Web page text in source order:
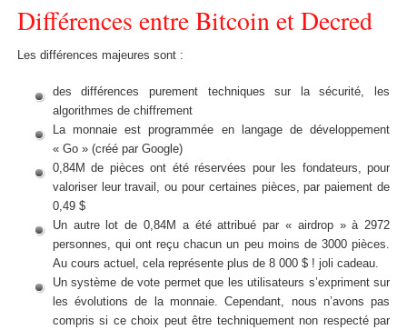
Différences entre Bitcoin et Decred
Les différences majeures sont :
des différences purement techniques sur la sécurité, les
algorithmes de chiffrement
La monnaie est programmée en langage de développement
« Go » (créé par Google)
0,84M de pièces ont été réservées pour les fondateurs, pour
valoriser leur travail, ou pour certaines pièces, par paiement de
0,49 $
Un autre lot de 0,84M a été attribué par « airdrop » à 2972
personnes, qui ont reçu chacun un peu moins de 3000 pièces.
Au cours actuel, cela représente plus de 8 000 $ ! joli cadeau.
Un système de vote permet que les utilisateurs s’expriment sur
les évolutions de la monnaie. Cependant, nous n’avons pas
compris si ce choix peut être techniquement non respecté par